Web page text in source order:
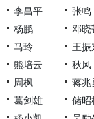
李昌平
张鸣
杨鹏
邓晓
马玲
王振
熊培云
秋风
周枫
蒋兆
葛剑雄
储昭